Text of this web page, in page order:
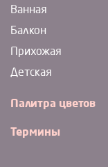
Ванная
Балкон
Прихожая
Детская
Палитра цветов
Термины